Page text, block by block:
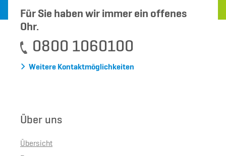
Für Sie haben wir immer ein offenes
Ohr.
0800 1060100
Weitere Kontaktmöglichkeiten
Über uns
Übersicht